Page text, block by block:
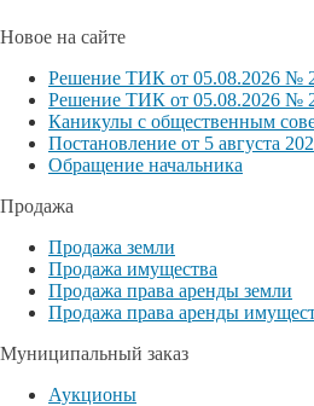
Новое на сайте
Решение ТИК от 05.08.2026 №
Решение ТИК от 05.08.2026 №
Каникулы с общественным
Постановление от 5 августа
Обращение начальника
Продажа
Продажа земли
Продажа имущества
Продажа права аренды земли
Продажа права аренды
Муниципальный заказ
Аукционы